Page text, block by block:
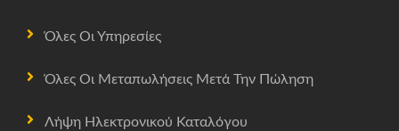
Όλες Οι Υπηρεσίες
Όλες Οι Μεταπωλήσεις Μετά Την Πώληση
Λήψη Ηλεκτρονικού Καταλόγου